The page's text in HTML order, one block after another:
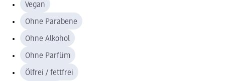
Vegan
Ohne Parabene
Ohne Alkohol
Ohne Parfüm
Ölfrei / fettfrei